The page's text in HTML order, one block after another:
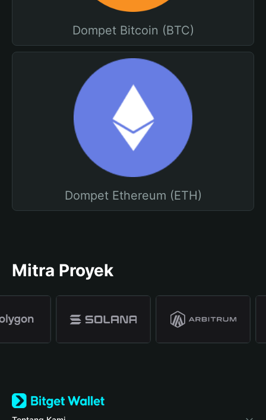
Dompet Bitcoin (BTC)
Dompet Ethereum (ETH)
Mitra Proyek